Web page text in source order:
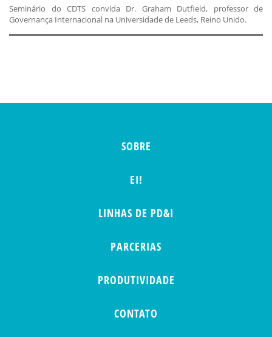
Seminário do CDTS convida Dr. Graham Dutfield, professor de
Governança Internacional na Universidade de Leeds, Reino Unido.
SOBRE
EI!
LINHAS DE PD&I
PARCERIAS
PRODUTIVIDADE
CONTATO